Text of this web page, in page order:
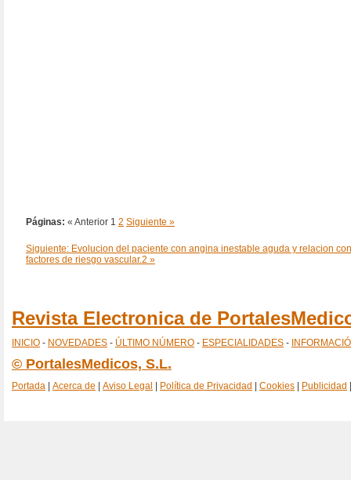
Páginas: « Anterior 1 2 Siguiente »
Siguiente: Evolucion del paciente con angina inestable aguda y relacion
factores de riesgo vascular.2 »
Revista Electronica de
INICIO - NOVEDADES - ÚLTIMO NÚMERO - ESPECIALIDADES -
© PortalesMedicos, S.L.
Portada Acerca de Aviso Legal Política de Privacidad Cookies Publicidad